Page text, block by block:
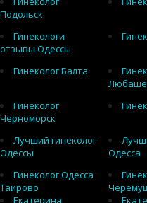
Подольск
Гинекологи
отзывы Одессы
Гинеколог Балта
Гинеколог
Черноморск
Лучший гинеколог
Одессы
Одесса
Гинеколог Одесса
Таирово
Екатерина